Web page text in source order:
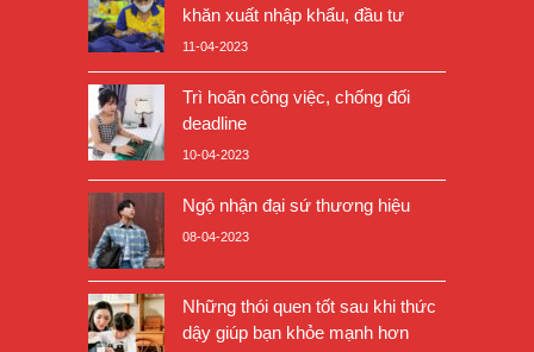
khăn xuất nhập khẩu, đầu tư
11-04-2023
Trì hoãn công việc, chống đối
deadline
10-04-2023
Ngộ nhận đại sứ thương hiệu
08-04-2023
Những thói quen tốt sau khi thức
dậy giúp bạn khỏe mạnh hơn